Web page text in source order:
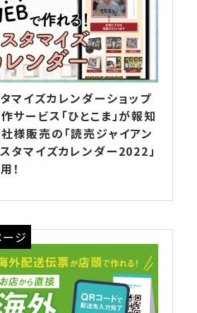
マイズカレンダーショップ
サービス「ひとこま」が報知
様販売の「読売ジャイアン
タマイズカレンダー2022」
！
ジ